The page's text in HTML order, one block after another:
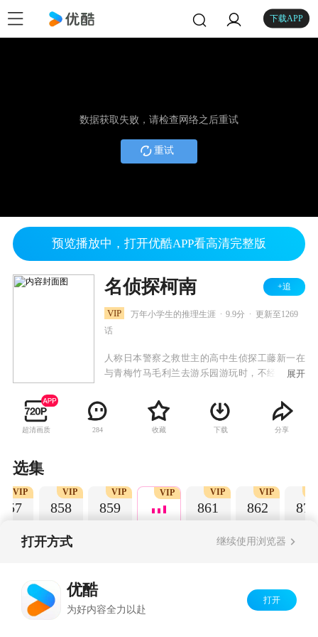
下载APP
数据获取失败，请检查网络之后重试
重试
预览播放中，打开优酷APP看高清完整版
名侦探柯南 +追
VIP 万年小学生的推理生涯 9.9分
更新至1269
话
人称日本警察之救世主的高中生侦探工藤新一在
与青梅竹马毛利兰去游乐园游玩时，不经意中发
踪，并目睹了黑衣人正在进行可疑交易。不料，
却被另一名黑衣人在背后击晕，被强行灌下一种
名为APTX-4869的毒药，致使身体变小。为了在
为“江户川柯南”，并寄住在毛利兰的家中。作为
侦探，柯南实在看不下去毛利小五郎经常做的一
些“发育不良”的错误推理，便帮助毛利小五郎破
展开
超清画质 284 收藏 下载 分享
选集
857
VIP
858
VIP
859
VIP VIP
861
VIP
862
VIP
871
打开方式 继续使用浏览器
优酷
为好内容全力以赴
打开